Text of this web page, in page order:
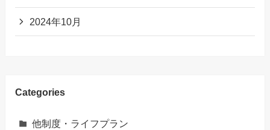
2024年10月
Categories
他制度・ライフプラン